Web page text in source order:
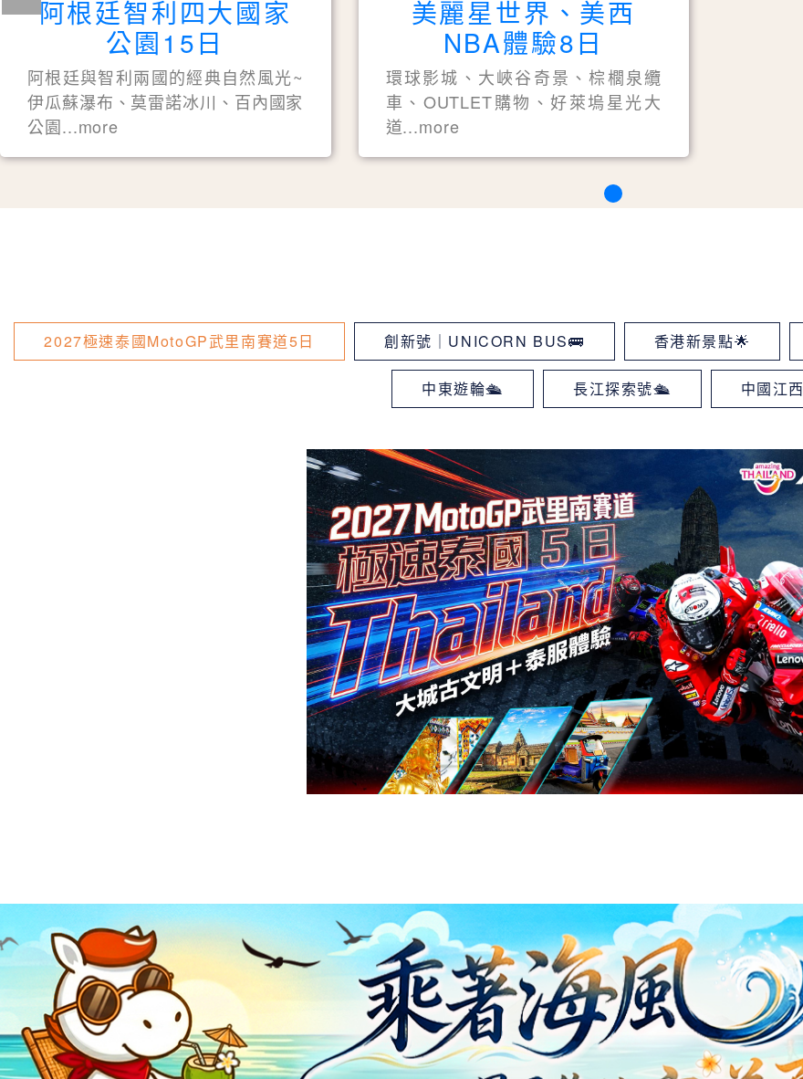
阿根廷智利四大國家
公園15日
阿根廷與智利兩國的經典自然風光~
伊瓜蘇瀑布、莫雷諾冰川、百內國家
公園...more
美麗星世界、美西
NBA體驗8日
環球影城、大峽谷奇景、棕櫚泉纜
車、OUTLET購物、好萊塢星光大
道...more
2027極速泰國MotoGP武里南賽道5日 創新號｜UNICORN BUS🚌 香港新景點🌟
中東遊輪🛳 長江探索號🛳 中國江西